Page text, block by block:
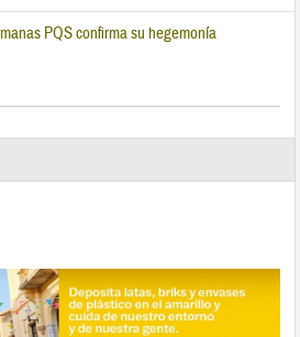
PQS confirma su hegemonía